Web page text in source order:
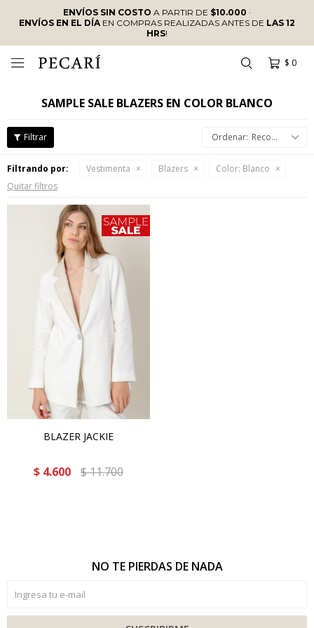
ENVÍOS SIN COSTO A PARTIR DE $10.000 ·
ENVÍOS EN EL DÍAEN COMPRAS REALIZADAS ANTES DE LAS 12
HRS!
$ 0

SAMPLE SALE BLAZERS EN COLOR BLANCO
Recomendados
Filtrando por: Vestimenta Blazers Color: Blanco
Quitar filtros
BLAZER JACKIE
$ 4.600 $11.700
NO TE PIERDAS DE NADA